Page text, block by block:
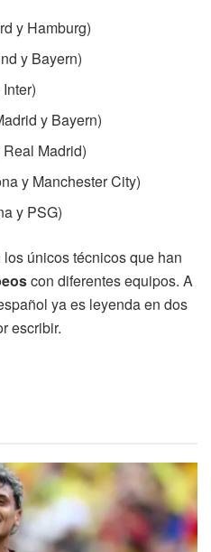
y Hamburg)
y Bayern)
y Bayern)
Madrid)
y Manchester City)
y PSG)
los únicos técnicos que han
con diferentes equipos. A
ya es leyenda en dos
escribir.